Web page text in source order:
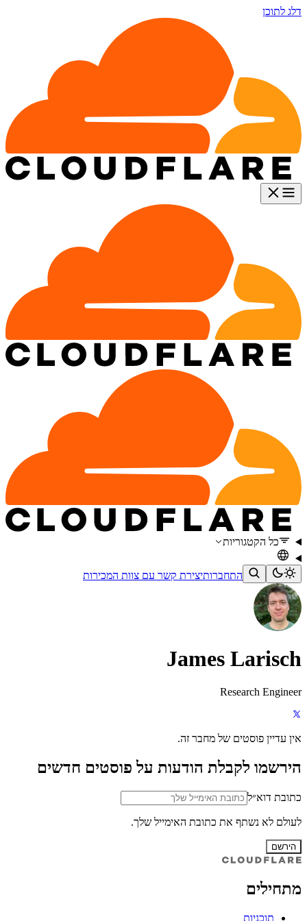
דלג לתוכן
כל הקטגוריות
התחברותיצירת קשר עם צוות המכירות
James Larisch
Research Engineer
אין עדיין פוסטים של מחבר זה.
הירשמו לקבלת הודעות על פוסטים חדשים
כתובת דוא״ל
לעולם לא נשתף את כתובת האימייל שלך.
הירשם
מתחילים
תוכניות